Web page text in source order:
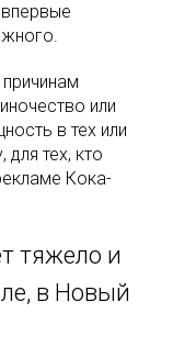
или
в тех или
тех, кто
Кока-
тяжело и
в Новый